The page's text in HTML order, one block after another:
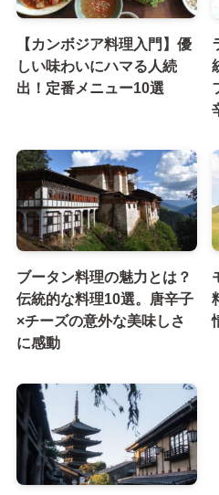
【カンボジア料理入門】優
しい味わいにハマる人続
出！定番メニュー10選
ブータン料理の魅力とは？
伝統的な料理10選。唐辛子
×チーズの意外な美味しさ
に感動